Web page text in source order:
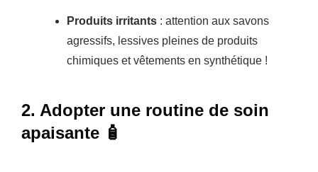
Produits irritants : attention aux savons
agressifs, lessives pleines de produits
chimiques et vêtements en synthétique !
2. Adopter une routine de soin
apaisante 🧴